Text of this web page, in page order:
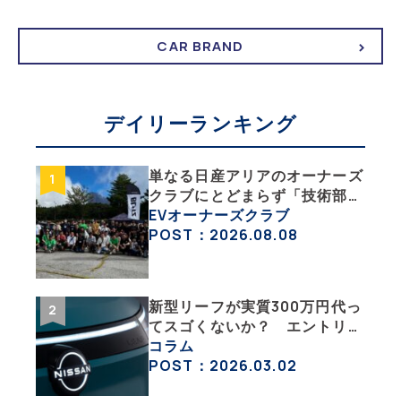
CAR BRAND
デイリーランキング
単なる日産アリアのオーナーズ
クラブにとどまらず「技術部」
「バイク部」「釣り部」など多
彩な趣味人集合体がAOCJ【
EVオーナーズクラブ
POST：2026.08.08
新型リーフが実質300万円代っ
てスゴくないか？ エントリー
グレード「B5」の中身を詳細
チェックした
コラム
POST：2026.03.02